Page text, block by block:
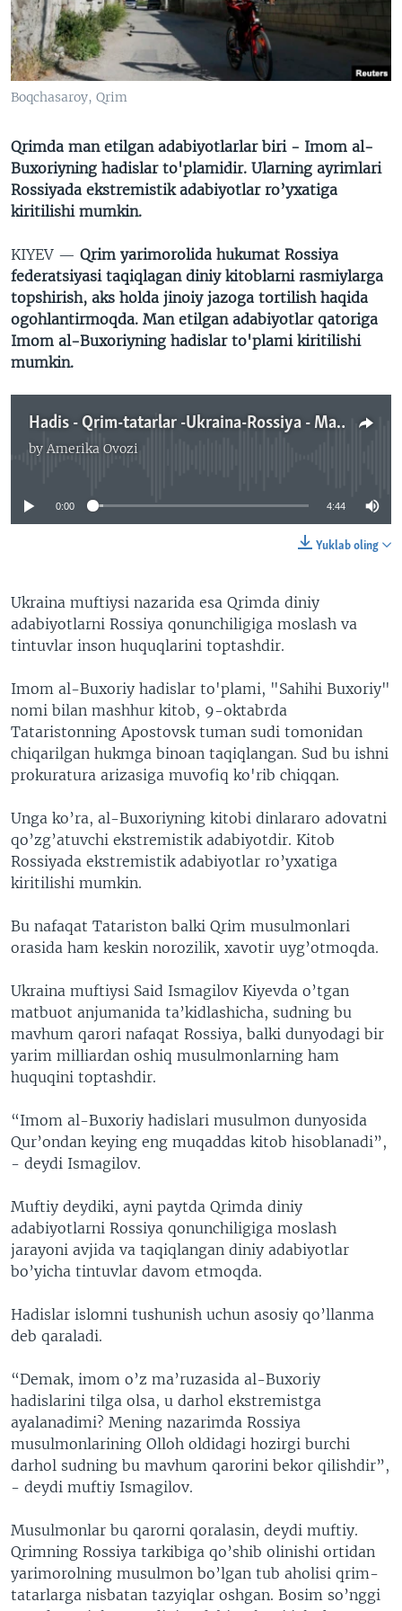
VIDEO
XABARLAR SURATLARDA
ODNOKLASSNIKI
TELEGRAM
TWITTER
Boqchasaroy, Qrim
Qrimda man etilgan adabiyotlarlar biri - Imom al-
Buxoriyning hadislar to'plamidir. Ularning ayrimlari
Rossiyada ekstremistik adabiyotlar ro’yxatiga
kiritilishi mumkin.
KIYEV — Qrim yarimorolida hukumat Rossiya
federatsiyasi taqiqlagan diniy kitoblarni rasmiylarga
topshirish, aks holda jinoiy jazoga tortilish haqida
ogohlantirmoqda. Man etilgan adabiyotlar qatoriga
Imom al-Buxoriyning hadislar to'plami kiritilishi
mumkin.
Hadis - Qrim-tatarlar -Ukraina-Rossiya - Malik Mansur
by Amerika Ovozi
No media source currently available
0:00 4:44
Yuklab oling
Ukraina muftiysi nazarida esa Qrimda diniy
adabiyotlarni Rossiya qonunchiligiga moslash va
tintuvlar inson huquqlarini toptashdir.
Imom al-Buxoriy hadislar to'plami, "Sahihi Buxoriy"
nomi bilan mashhur kitob, 9-oktabrda
Tataristonning Apostovsk tuman sudi tomonidan
chiqarilgan hukmga binoan taqiqlangan. Sud bu ishni
prokuratura arizasiga muvofiq ko'rib chiqqan.
Unga ko’ra, al-Buxoriyning kitobi dinlararo adovatni
qo’zg’atuvchi ekstremistik adabiyotdir. Kitob
Rossiyada ekstremistik adabiyotlar ro’yxatiga
kiritilishi mumkin.
Bu nafaqat Tatariston balki Qrim musulmonlari
orasida ham keskin norozilik, xavotir uyg’otmoqda.
Ukraina muftiysi Said Ismagilov Kiyevda o’tgan
matbuot anjumanida ta’kidlashicha, sudning bu
mavhum qarori nafaqat Rossiya, balki dunyodagi bir
yarim milliardan oshiq musulmonlarning ham
huquqini toptashdir.
“Imom al-Buxoriy hadislari musulmon dunyosida
Qur’ondan keying eng muqaddas kitob hisoblanadi”,
- deydi Ismagilov.
Muftiy deydiki, ayni paytda Qrimda diniy
adabiyotlarni Rossiya qonunchiligiga moslash
jarayoni avjida va taqiqlangan diniy adabiyotlar
bo’yicha tintuvlar davom etmoqda.
Hadislar islomni tushunish uchun asosiy qo’llanma
deb qaraladi.
“Demak, imom o’z ma’ruzasida al-Buxoriy
hadislarini tilga olsa, u darhol ekstremistga
ayalanadimi? Mening nazarimda Rossiya
musulmonlarining Olloh oldidagi hozirgi burchi
darhol sudning bu mavhum qarorini bekor qilishdir”,
- deydi muftiy Ismagilov.
Musulmonlar bu qarorni qoralasin, deydi muftiy.
Qrimning Rossiya tarkibiga qo’shib olinishi ortidan
yarimorolning musulmon bo’lgan tub aholisi qrim-
tatarlarga nisbatan tazyiqlar oshgan. Bosim so’nggi